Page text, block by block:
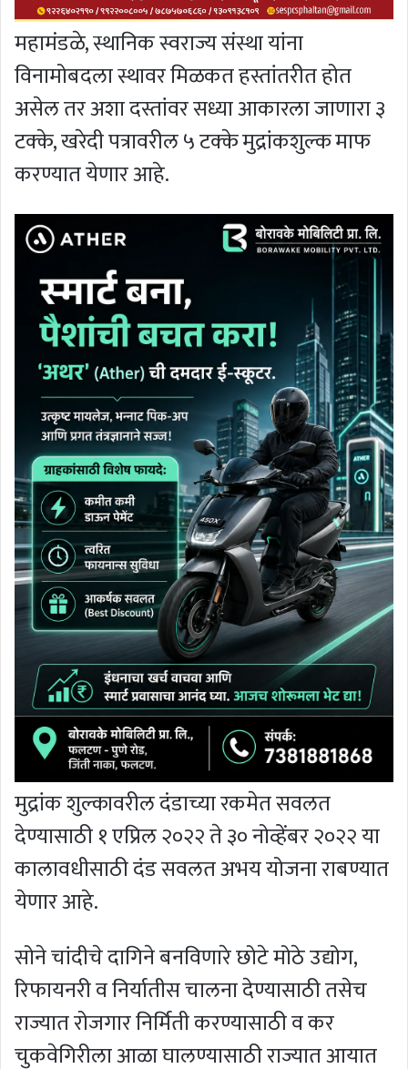
महामंडळे, स्थानिक स्वराज्य संस्था यांना
विनामोबदला स्थावर मिळकत हस्तांतरीत होत
असेल तर अशा दस्तांवर सध्या आकारला जाणारा ३
टक्के, खरेदी पत्रावरील ५ टक्के मुद्रांकशुल्क माफ
करण्यात येणार आहे.
मुद्रांक शुल्कावरील दंडाच्या रकमेत सवलत
देण्यासाठी १ एप्रिल २०२२ ते ३० नोव्हेंबर २०२२ या
कालावधीसाठी दंड सवलत अभय योजना राबण्यात
येणार आहे.
सोने चांदीचे दागिने बनविणारे छोटे मोठे उद्योग,
रिफायनरी व निर्यातीस चालना देण्यासाठी तसेच
राज्यात रोजगार निर्मिती करण्यासाठी व कर
चुकवेगिरीला आळा घालण्यासाठी राज्यात आयात